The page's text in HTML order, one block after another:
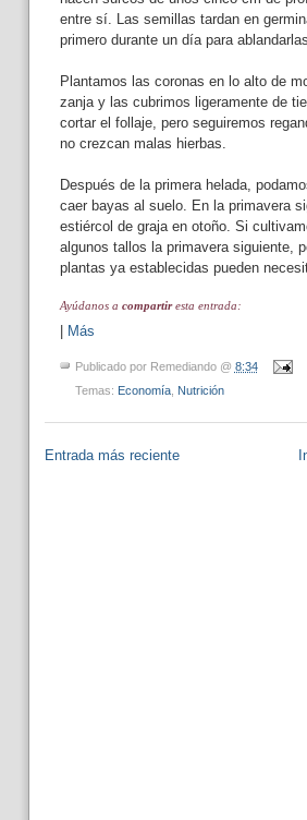
entre sí. Las semillas tardan en
primero durante un día para ablandarlas.
Plantamos las coronas en lo alto de
zanja y las cubrimos ligeramente de
cortar el follaje, pero seguiremos
no crezcan malas hierbas.
Después de la primera helada,
caer bayas al suelo. En la primavera
estiércol de graja en otoño. Si
algunos tallos la primavera siguiente,
plantas ya establecidas pueden
Ayúdanos a compartiresta entrada:
| Más
Publicado por Remediando @ 8:34
Temas: Economía, Nutrición
Entrada más reciente